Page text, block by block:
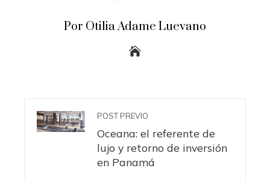
Por Otilia Adame Luevano
POST PREVIO
Oceana: el referente de
lujo y retorno de inversión
en Panamá